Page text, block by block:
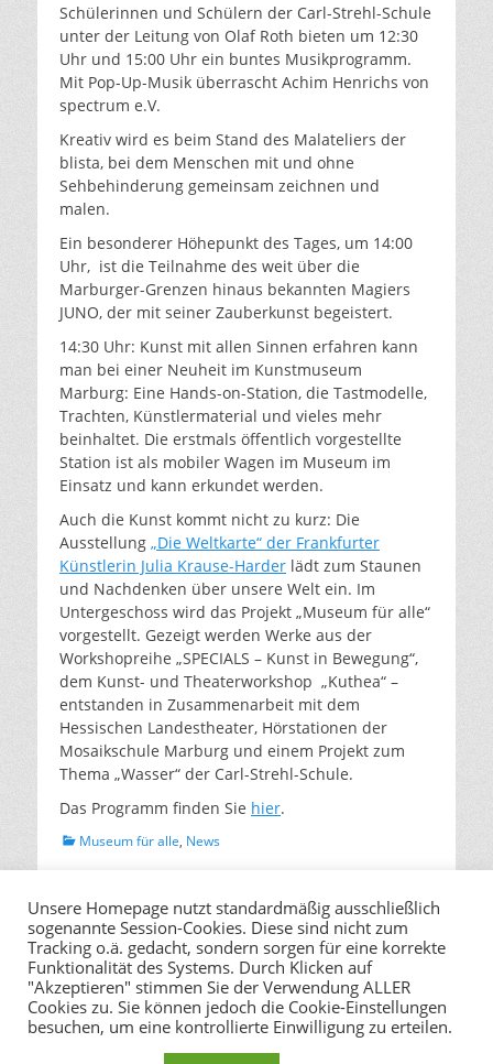
Schülerinnen und Schülern der Carl-Strehl-Schule
unter der Leitung von Olaf Roth bieten um 12:30
Uhr und 15:00 Uhr ein buntes Musikprogramm.
Mit Pop-Up-Musik überrascht Achim Henrichs von
spectrum e.V.
Kreativ wird es beim Stand des Malateliers der
blista, bei dem Menschen mit und ohne
Sehbehinderung gemeinsam zeichnen und
malen.
Ein besonderer Höhepunkt des Tages, um 14:00
Uhr, ist die Teilnahme des weit über die
Marburger-Grenzen hinaus bekannten Magiers
JUNO, der mit seiner Zauberkunst begeistert.
14:30 Uhr: Kunst mit allen Sinnen erfahren kann
man bei einer Neuheit im Kunstmuseum
Marburg: Eine Hands-on-Station, die Tastmodelle,
Trachten, Künstlermaterial und vieles mehr
beinhaltet. Die erstmals öffentlich vorgestellte
Station ist als mobiler Wagen im Museum im
Einsatz und kann erkundet werden.
Auch die Kunst kommt nicht zu kurz: Die
Ausstellung „Die Weltkarte“ der Frankfurter
Künstlerin Julia Krause-Harder lädt zum Staunen
und Nachdenken über unsere Welt ein. Im
Untergeschoss wird das Projekt „Museum für alle“
vorgestellt. Gezeigt werden Werke aus der
Workshopreihe „SPECIALS – Kunst in Bewegung“,
dem Kunst- und Theaterworkshop „Kuthea“ –
entstanden in Zusammenarbeit mit dem
Hessischen Landestheater, Hörstationen der
Mosaikschule Marburg und einem Projekt zum
Thema „Wasser“ der Carl-Strehl-Schule.
Das Programm finden Sie hier.
Kategorien
Museum für alle, News
Beitragsnavigation
← Zurück
Vorhergehender
Beitrag:
Save the date: Türen
auf zum Brunnenhof!
Ein Museumsfest für
alle am 26. Mai 2024
Weiter →
Nächster
Beitrag:
900 Gäste – Volles Haus
beim “Museumsfest für
Alle”
Unsere Homepage nutzt standardmäßig ausschließlich
sogenannte Session-Cookies. Diese sind nicht zum
Tracking o.ä. gedacht, sondern sorgen für eine korrekte
Funktionalität des Systems. Durch Klicken auf
"Akzeptieren" stimmen Sie der Verwendung ALLER
Cookies zu. Sie können jedoch die Cookie-Einstellungen
besuchen, um eine kontrollierte Einwilligung zu erteilen.